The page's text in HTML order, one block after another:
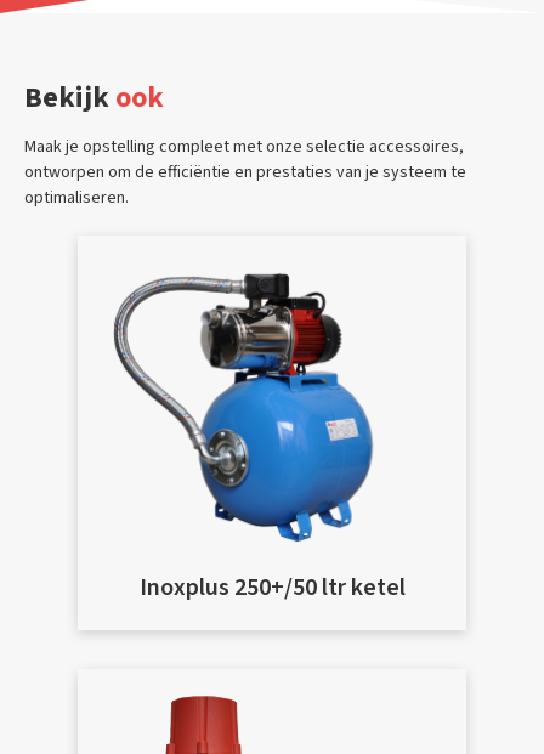
Bekijkook
Maak je opstelling compleet met onze selectie accessoires,
ontworpen om de efficiëntie en prestaties van je systeem te
optimaliseren.
Inoxplus 250+/50 ltr ketel